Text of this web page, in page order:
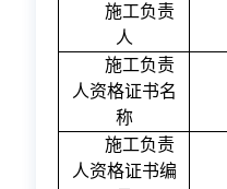
施工负责
人
施工负责
人资格证书名
称
施工负责
人资格证书编